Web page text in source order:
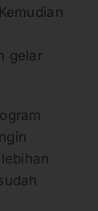
gelar